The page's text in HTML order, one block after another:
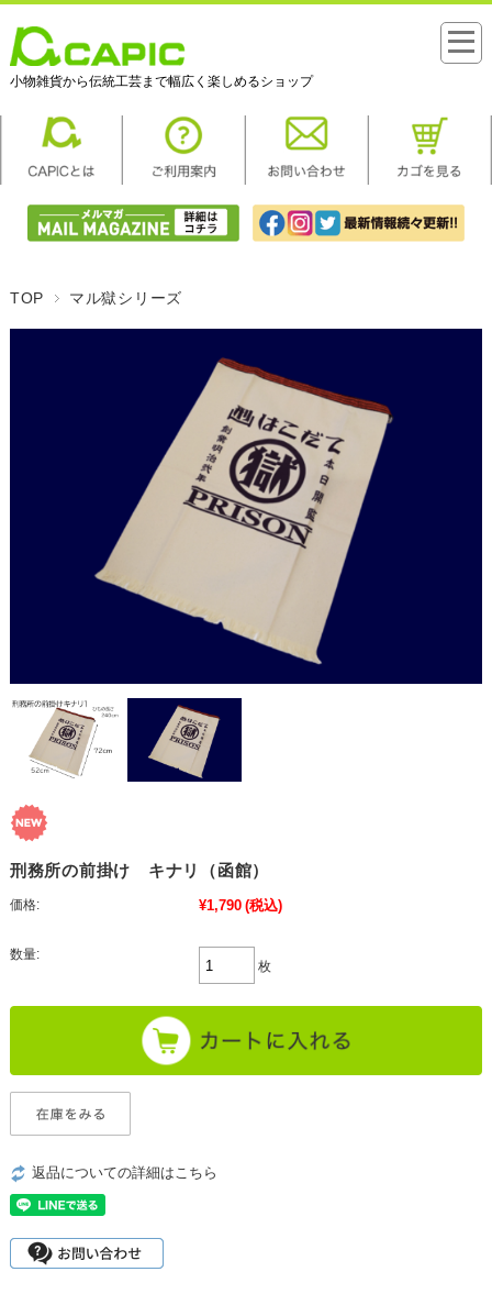
小物雑貨から伝統工芸まで幅広く楽しめるショップ
TOP マル獄シリーズ
刑務所の前掛け キナリ（函館）
価格: ¥1,790 (税込)
数量:
枚
返品についての詳細はこちら